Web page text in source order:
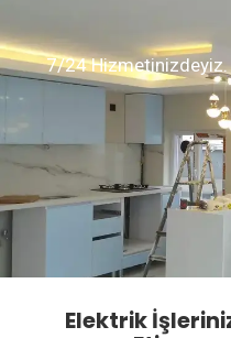
7/24
Elektrik